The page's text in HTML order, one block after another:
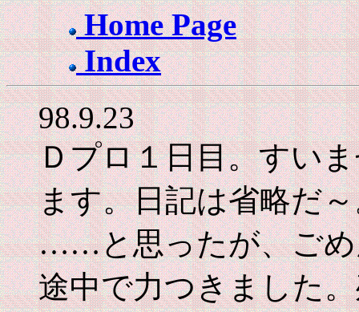
Home Page
Index
98.9.23
Ｄプロ１日目。すい
ます。日記は省略だ
……と思ったが、ごめ
途中で力つきました